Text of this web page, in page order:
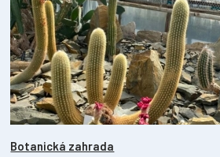
Botanická zahrada